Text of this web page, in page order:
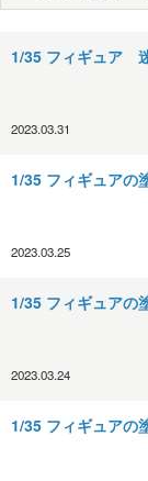
1/35 フィギュア
2023.03.31
1/35 フィギュア
2023.03.25
1/35 フィギュア
2023.03.24
1/35 フィギュア